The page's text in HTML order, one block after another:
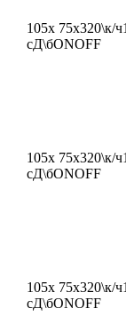
105x 75x320\к/
сД\бONOFF
105x 75x320\к/
сД\бONOFF
105x 75x320\к/
сД\бONOFF